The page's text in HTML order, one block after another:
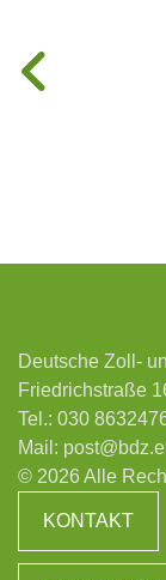
Deutsche Zoll-
Friedrichstraße
Tel.: 030
Mail:
© 2026 Alle
KONTAKT